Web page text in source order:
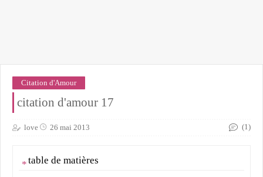
Citation d'Amour
citation d'amour 17
love 26 mai 2013 (1)
table de matières